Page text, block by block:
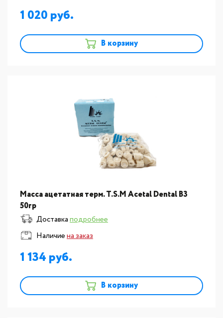
1 020
В корзину
Масса ацетатная терм. T.S.M Acetal Dental В3
50гр
Доставкаподробнее
Наличиена заказ
1 134
В корзину